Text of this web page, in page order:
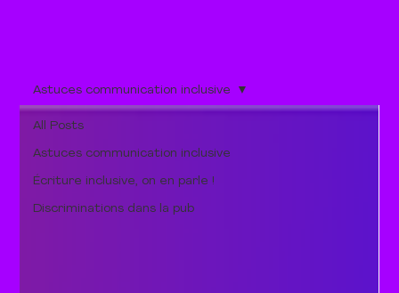
All Posts
Astuces communication inclusive
Écriture inclusive, on en parle !
Discriminations dans la pub
Astuces communication inclusive